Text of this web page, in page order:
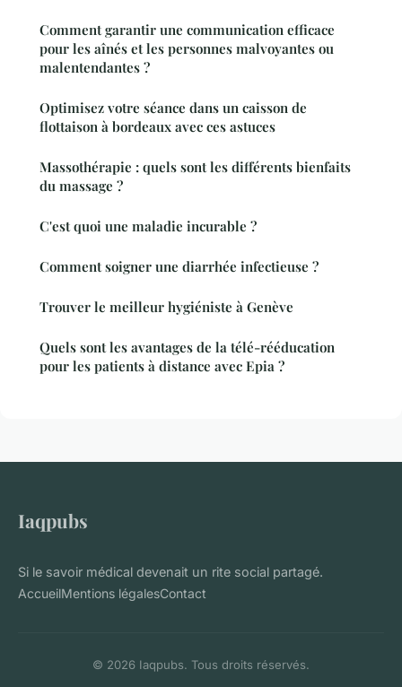
Comment garantir une communication efficace
pour les aînés et les personnes malvoyantes ou
malentendantes ?
Optimisez votre séance dans un caisson de
flottaison à bordeaux avec ces astuces
Massothérapie : quels sont les différents bienfaits
du massage ?
C'est quoi une maladie incurable ?
Comment soigner une diarrhée infectieuse ?
Trouver le meilleur hygiéniste à Genève
Quels sont les avantages de la télé-rééducation
pour les patients à distance avec Epia ?
Iaqpubs
Si le savoir médical devenait un rite social partagé.
AccueilMentions légalesContact
© 2026 Iaqpubs. Tous droits réservés.